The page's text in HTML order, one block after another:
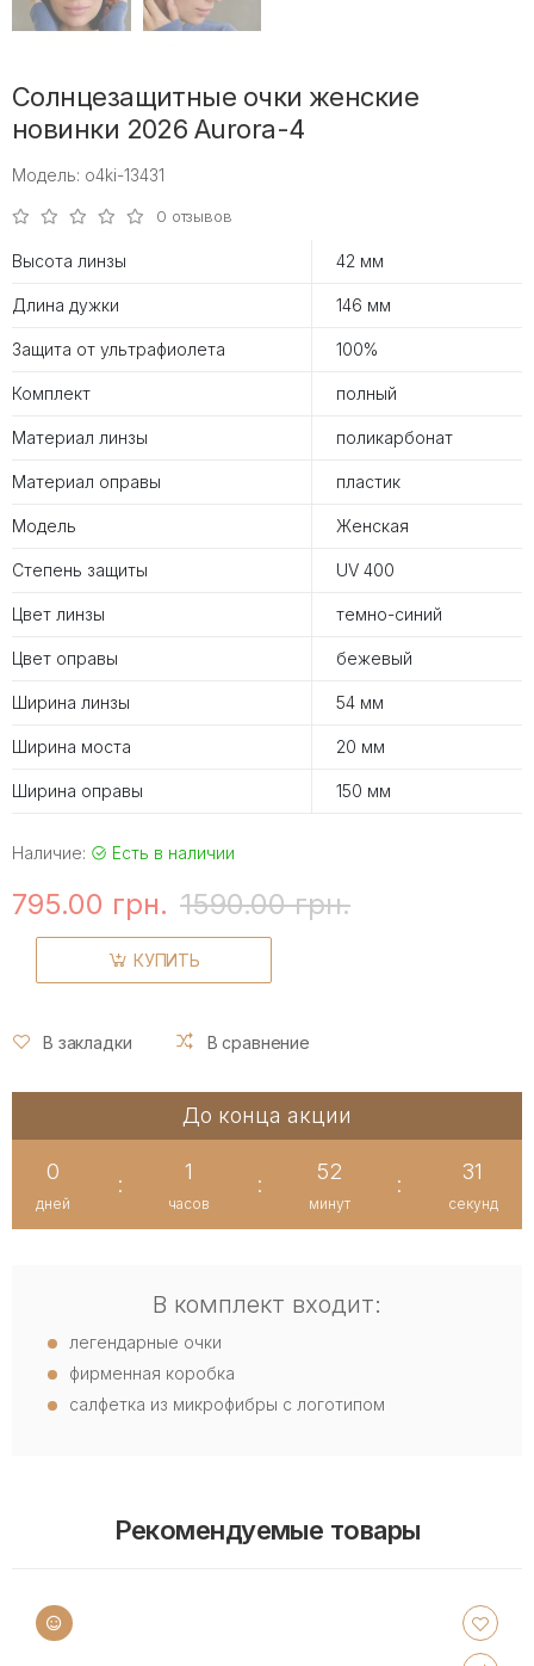
Солнцезащитные очки женские
новинки 2026 Aurora-4
Модель: o4ki-13431
0 отзывов
Высота линзы 42 мм
Длина дужки 146 мм
Защита от ультрафиолета 100%
Комплект полный
Материал линзы поликарбонат
Материал оправы пластик
Модель Женская
Степень защиты UV 400
Цвет линзы темно-синий
Цвет оправы бежевый
Ширина линзы 54 мм
Ширина моста 20 мм
Ширина оправы 150 мм
Наличие: Есть в наличии
795.00 грн. 1590.00 грн.
КУПИТЬ
В закладки В сравнение
До конца акции
0
дней
:
1
часов
:
52
минут
:
30
секунд
В комплект входит:
легендарные очки
фирменная коробка
салфетка из микрофибры с логотипом
Рекомендуемые товары